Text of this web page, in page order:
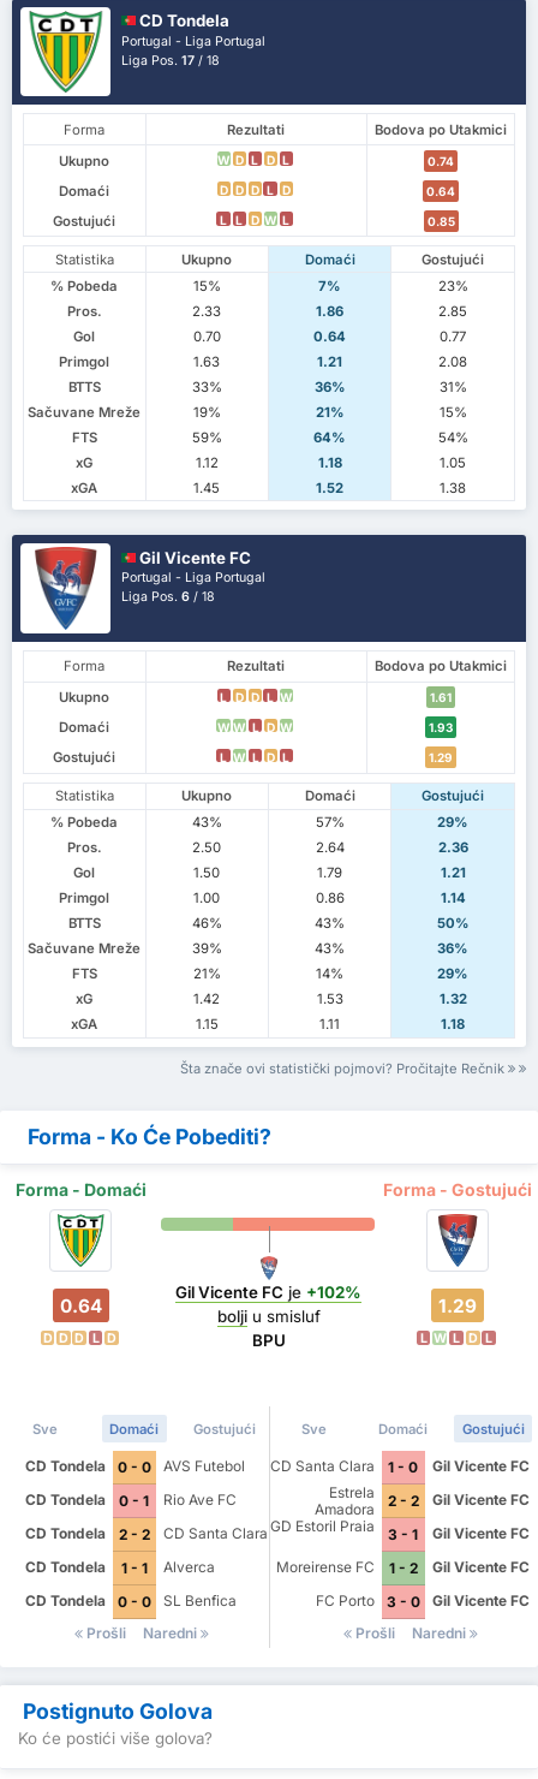
CD Tondela
Portugal - Liga Portugal
Liga Pos.17 / 18
Forma Rezultati
Bodova po Utakmici
Ukupno
W D L D L 0.74
Domaći D D D L D 0.64
Gostujući L L D W L 0.85
Statistika Ukupno Domaći
Gostujući
% Pobeda
15% 7%
23%
Pros.
2.33 1.86
2.85
Gol
0.70 0.64
0.77
Primgol
1.63 1.21
2.08
BTTS
33% 36%
31%
Sačuvane Mreže
19% 21%
15%
FTS
59% 64%
54%
xG
1.12 1.18
1.05
xGA
1.45 1.52 1.38
Gil Vicente FC
Portugal - Liga Portugal
Liga Pos.6 / 18
Forma Rezultati
Bodova po Utakmici
Ukupno
L D D L W 1.61
Domaći W W L D W 1.93
Gostujući L W L D L 1.29
Statistika Ukupno Domaći
Gostujući
% Pobeda
43% 57%
29%
Pros.
2.50 2.64
2.36
Gol
1.50 1.79
1.21
Primgol
1.00 0.86
1.14
BTTS
46% 43%
50%
Sačuvane Mreže
39% 43%
36%
FTS
21% 14%
29%
xG
1.42 1.53
1.32
xGA
1.15 1.11 1.18
Šta znače ovi statistički pojmovi? Pročitajte Rečnik
Forma - Ko Će Pobediti?
Forma - Domaći Forma - Gostujući
0.64
D D D L D
Gil Vicente FC je +102%
boljiu smisluf
BPU
1.29
L W L D L
Sve Domaći Gostujući
CD Tondela 0 - 0
AVS Futebol
CD Tondela
0 - 1
Rio Ave FC
CD Tondela
2 - 2
CD Santa Clara
CD Tondela
1 - 1
Alverca
CD Tondela
0 - 0
SL Benfica
Prošli
Naredni
Sve Domaći Gostujući
CD Santa Clara 1 - 0
Gil Vicente FC
Estrela
Amadora
2 - 2
Gil Vicente FC
GD Estoril Praia
3 - 1
Gil Vicente FC
Moreirense FC
1 - 2
Gil Vicente FC
FC Porto
3 - 0
Gil Vicente FC
Prošli
Naredni
Postignuto Golova
Ko će postići više golova?